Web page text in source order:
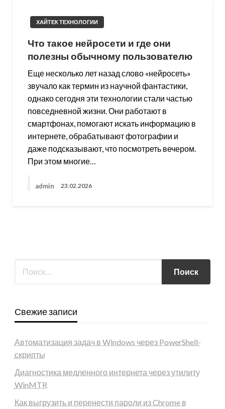
ХАЙТЕК ТЕХНОЛОГИИ
Что такое нейросети и где они
полезны обычному пользователю
Еще несколько лет назад слово «нейросеть»
звучало как термин из научной фантастики,
однако сегодня эти технологии стали частью
повседневной жизни. Они работают в
смартфонах, помогают искать информацию в
интернете, обрабатывают фотографии и
даже подсказывают, что посмотреть вечером.
При этом многие…
admin 23.02.2026
Свежие записи
Автоматизация задач в Windows через PowerShell-
скрипты
Диагностика медленного интернета через утилиту
WinMTR
Как выгрузить и перенести пароли из Chrome в